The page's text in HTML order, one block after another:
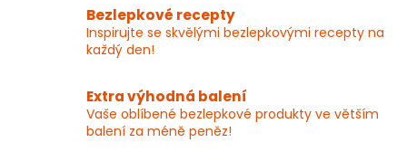
í
p
r
y
v
ý
Bezlepkové recepty
Inspirujte se skvělými bezlepkovými recepty na
každý den!
Extra výhodná balení
Vaše oblíbené bezlepkové produkty ve větším
balení za méně peněz!